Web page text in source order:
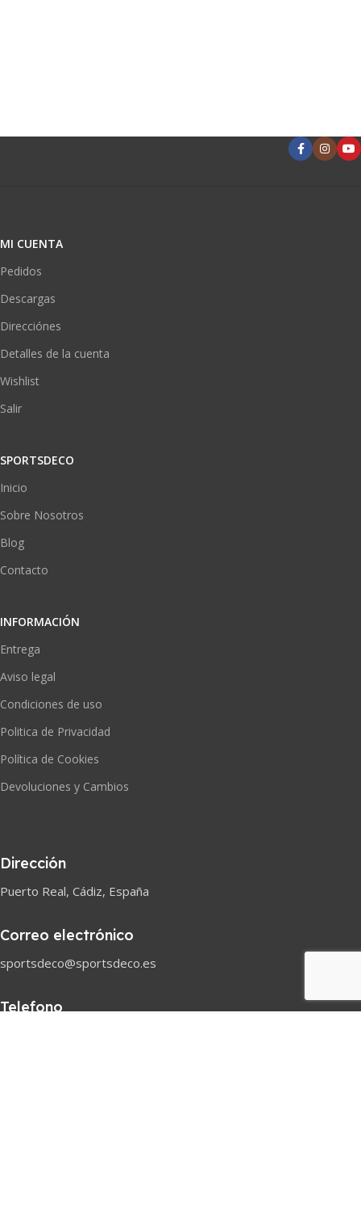
MI CUENTA
Pedidos
Descargas
Direcciónes
Detalles de la cuenta
Wishlist
Salir
SPORTSDECO
Inicio
Sobre Nosotros
Blog
Contacto
INFORMACIÓN
Entrega
Aviso legal
Condiciones de uso
Politica de Privacidad
Política de Cookies
Devoluciones y Cambios
Dirección
Puerto Real, Cádiz, España
Correo electrónico
sportsdeco@sportsdeco.es
Telefono